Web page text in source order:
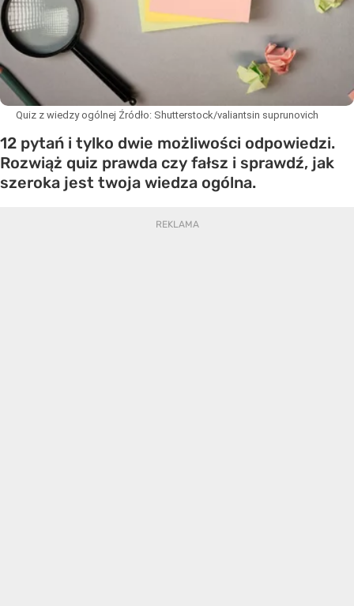
Quiz z wiedzy ogólnej Źródło: Shutterstock/valiantsin suprunovich
12 pytań i tylko dwie możliwości odpowiedzi.
Rozwiąż quiz prawda czy fałsz i sprawdź, jak
szeroka jest twoja wiedza ogólna.